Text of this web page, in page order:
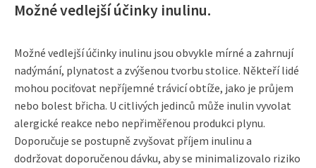
Možné vedlejší účinky inulinu.
Možné vedlejší účinky inulinu jsou obvykle mírné a zahrnují
nadýmání, plynatost a zvýšenou tvorbu stolice. Někteří lidé
mohou pociťovat nepříjemné trávicí obtíže, jako je průjem
nebo bolest břicha. U citlivých jedinců může inulin vyvolat
alergické reakce nebo nepřiměřenou produkci plynu.
Doporučuje se postupně zvyšovat příjem inulinu a
dodržovat doporučenou dávku, aby se minimalizovalo riziko